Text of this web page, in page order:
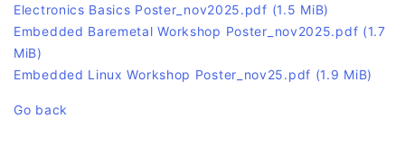
Electronics Basics Poster_nov2025.pdf (1.5 MiB)
Embedded Baremetal Workshop Poster_nov2025.pdf (1.7
MiB)
Embedded Linux Workshop Poster_nov25.pdf (1.9 MiB)
Go back